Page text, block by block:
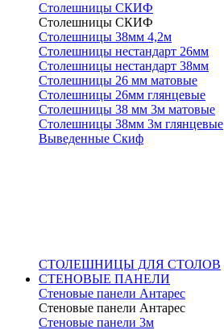
Столешницы СКИФ
Столешницы СКИФ
Столешницы 38мм 4,2м
Столешницы нестандарт 26мм
Столешницы нестандарт 38мм
Столешницы 26 мм матовые
Столешницы 26мм глянцевые
Столешницы 38 мм 3м матовые
Столешницы 38мм 3м глянцевые
Выведенные Скиф
СТОЛЕШНИЦЫ ДЛЯ СТОЛОВ
СТЕНОВЫЕ ПАНЕЛИ
Стеновые панели Антарес
Стеновые панели Антарес
Стеновые панели 3м